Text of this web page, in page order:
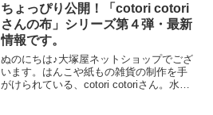
ちょっぴり公開！「cotori cotori
さんの布」シリーズ第４弾・最新
情報です。
ぬのにちは♪大塚屋ネットショップでござ
います。はんこや紙もの雑貨の制作を手
がけられている、cotori cotoriさん。水彩